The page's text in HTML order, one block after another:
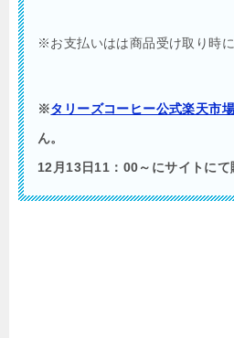
※お支払いはは商品受け取り時
※タリーズコーヒー公式楽天市
ん。
12月13日11：00～にサイトにて